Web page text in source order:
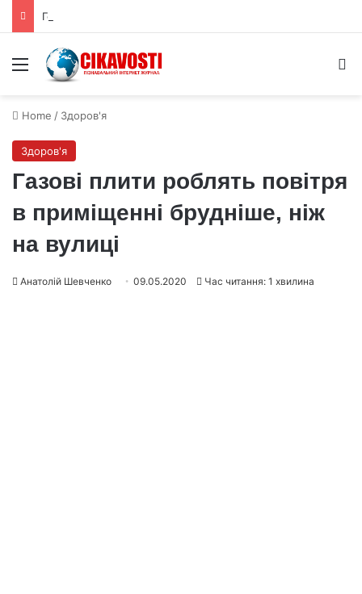
Menu
Home / Здоров'я
Здоров'я
Газові плити роблять повітря
в приміщенні брудніше, ніж
на вулиці
Анатолій Шевченко 09.05.2020 Час читання: 1 хвилина